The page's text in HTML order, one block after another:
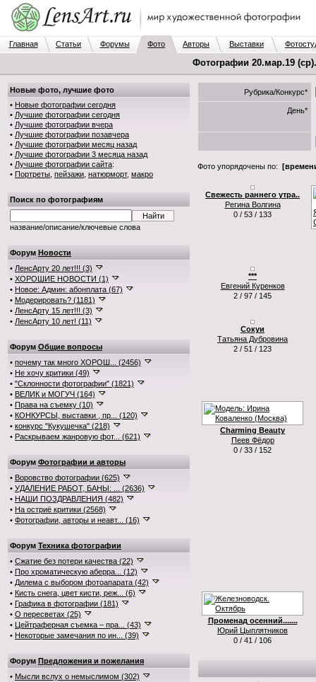
Главная Статьи Форумы Фото Авторы Выставки
Фотографии 20.мар.19
Новые фото, лучшие фото
• Новые фотографии сегодня
• Лучшие фотографии сегодня
• Лучшие фотографии вчера
• Лучшие фотографии позавчера
• Лучшие фотографии месяц назад
• Лучшие фотографии 3 месяца назад
• Лучшие фотографии сайта:
• Портреты пейзажи натюрморт, макро
Поиск по фотографиям
название/описание/ключевые слова
Форум Новости
• ЛенсАрту 20 лет!!! (3)
• ХОРОШИЕ НОВОСТИ (1)
• Новое: Админ: абонплата (67)
• Модерировать? (1181)
• ЛенсАрту 15 лет!!! (3)
• ЛенсАрту 10 лет! (11)
Форум Общие вопросы
• почему так много ХОРОШ... (2456)
• Не хочу критики (49)
• "Склонности фотографии" (1821)
• ВЕЛИК и МОГУЧ (164)
• Права на съемку (10)
• КОНКУРСЫ, выставки , пр... (120)
• конкурс "Кукушечка" (218)
• Раскрываем жанровую фот... (621)
Форум Фотографии и авторы
• Воровство фотографии (625)
• УДАЛЕНИЕ РАБОТ, БАНЫ: ... (2636)
• НАШИ ПОЗДРАВЛЕНИЯ (482)
• На остриё критики (2568)
• Фотографии, авторы и неавт... (16)
Форум Техника фотографии
• Сжатие без потери качества (22)
• Про хроматическую аберра... (12)
• Дилема с выбором фотоапарата (42)
• Кисть снега, цвет кисти, реж... (6)
• Графика в фотографии (181)
• О пересветах (25)
• Цейтраферная съемка – пра... (43)
• Некоторые замечания по ин... (39)
Форум Предложения и пожелания
• Мысли вслух о немыслимом (302)
Рубрика/Конкурс*
День*
Фото упорядочены по:
Свежесть раннего утра..
Регина Волгина
0 / 53 / 133
***
Евгений Куренков
2 / 97 / 145
Сокуи
Татьяна Дубровина
2 / 51 / 123
Charming Beauty
Пеев Фёдор
0 / 33 / 152
Променад осенний.......
Юрий Цыплятников
0 / 41 / 106